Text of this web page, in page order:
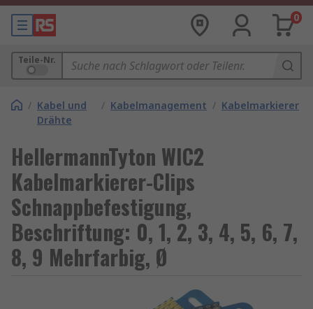
0
Teile-Nr.
/ Kabel und
Drähte
/ Kabelmanagement / Kabelmarkierer
HellermannTyton WIC2
Kabelmarkierer-Clips
Schnappbefestigung,
Beschriftung: 0, 1, 2, 3, 4, 5, 6, 7,
8, 9 Mehrfarbig, Ø